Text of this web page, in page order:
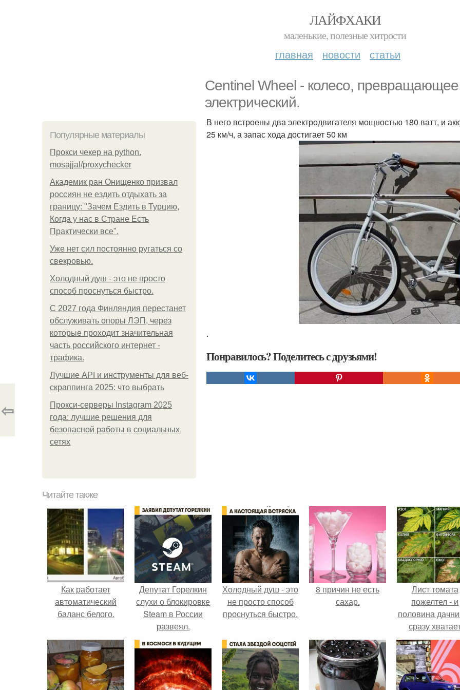
ЛАЙФХАКИ
маленькие, полезные хитрости
главная новости статьи
Centinel Wheel - колесо,
электрический.
Популярные материалы
Прокси чекер на python.
mosajjal/proxychecker
Академик ран Онищенко призвал
россиян не ездить отдыхать за
границу: "Зачем Ездить в Турцию,
Когда у нас в Стране Есть
Практически все".
Уже нет сил постоянно ругаться со
свекровью.
Холодный душ - это не просто
способ проснуться быстро.
С 2027 года Финляндия перестанет
обслуживать опоры ЛЭП, через
которые проходит значительная
часть российского интернет -
трафика.
Лучшие API и инструменты для веб-
скраппинга 2025: что выбрать
Прокси-серверы Instagram 2025
года: лучшие решения для
безопасной работы в социальных
сетях
В него встроены два электродвигателя мощностью 180 ватт, и
25 км/ч, а запас хода достигает 50 км
.
Понравилось? Поделитесь с друзьями!
⇦
Читайте также
Как работает
автоматический
баланс белого.
Депутат Горелкин
слухи о блокировке
Steam в России
развеял.
Холодный душ - это
не просто способ
проснуться быстро.
8 причин не есть
сахар.
Лист томата
пожелтел - и
половина
сразу
удобрение.